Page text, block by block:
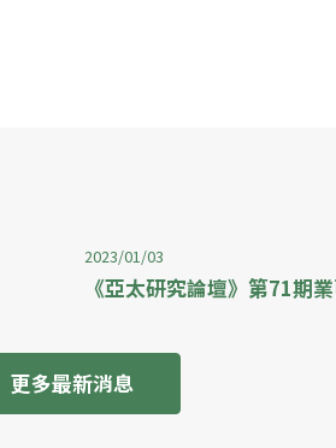
2023/01/03
《亞太研究論壇》第71期
更多最新消息